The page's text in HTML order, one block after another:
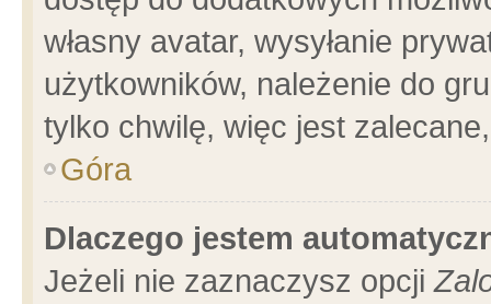
własny avatar, wysyłanie
użytkowników, należenie do
tylko chwilę, więc jest
Góra
Dlaczego jestem
Jeżeli nie zaznaczysz opcji